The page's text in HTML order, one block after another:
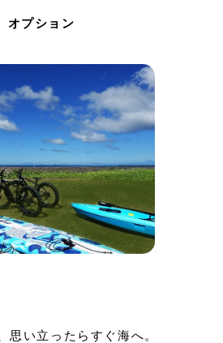
オプション
思い立ったらすぐ海へ。